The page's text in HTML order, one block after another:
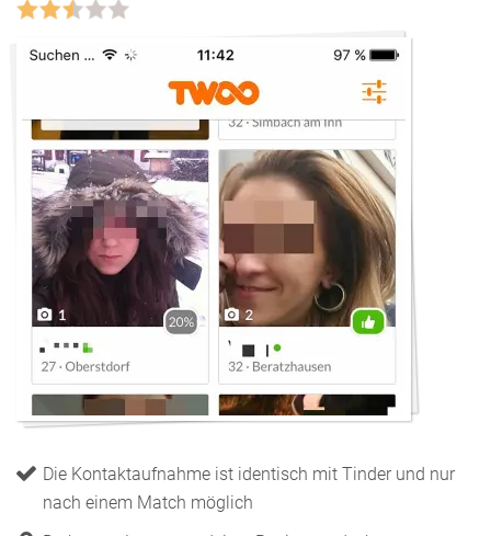
Die Kontaktaufnahme ist identisch mit Tinder und nur
nach einem Match möglich